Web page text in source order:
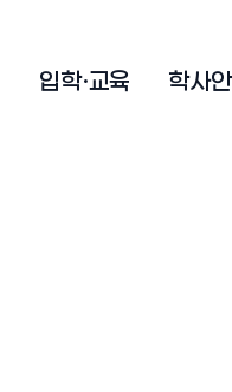
입학·교육 학사